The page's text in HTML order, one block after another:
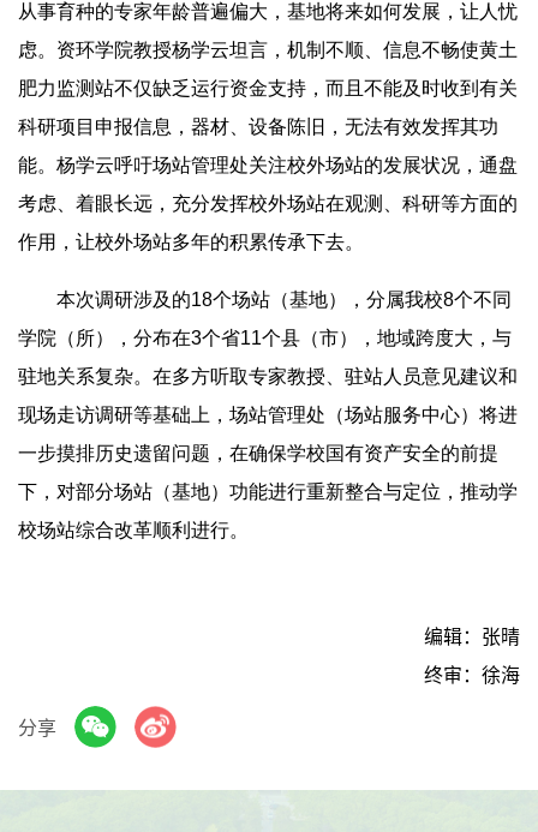
从事育种的专家年龄普遍偏大，基地将来如何发展，让人忧
虑。资环学院教授杨学云坦言，机制不顺、信息不畅使黄土
肥力监测站不仅缺乏运行资金支持，而且不能及时收到有关
科研项目申报信息，器材、设备陈旧，无法有效发挥其功
能。杨学云呼吁场站管理处关注校外场站的发展状况，通盘
考虑、着眼长远，充分发挥校外场站在观测、科研等方面的
作用，让校外场站多年的积累传承下去。
本次调研涉及的18个场站（基地），分属我校8个不同
学院（所），分布在3个省11个县（市），地域跨度大，与
驻地关系复杂。在多方听取专家教授、驻站人员意见建议和
现场走访调研等基础上，场站管理处（场站服务中心）将进
一步摸排历史遗留问题，在确保学校国有资产安全的前提
下，对部分场站（基地）功能进行重新整合与定位，推动学
校场站综合改革顺利进行。
编辑：张晴
终审：徐海
分享